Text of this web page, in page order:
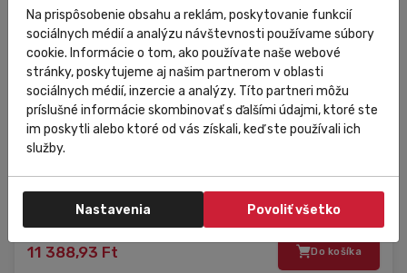
Raktáron
Shimano
rýchlospojka
11 388,93 Ft Do košíka
Na prispôsobenie obsahu a reklám, poskytovanie funkcií
sociálnych médií a analýzu návštevnosti používame súbory
cookie. Informácie o tom, ako používate naše webové
stránky, poskytujeme aj našim partnerom v oblasti
sociálnych médií, inzercie a analýzy. Títo partneri môžu
príslušné informácie skombinovať s ďalšími údajmi, ktoré ste
im poskytli alebo ktoré od vás získali, keď ste používali ich
služby.
Nastavenia Povoliť všetko